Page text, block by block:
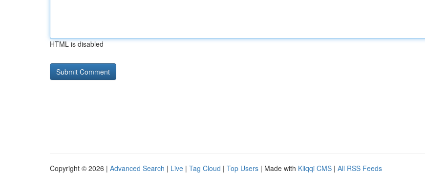
HTML is disabled
Copyright © 2026 | Advanced Search | Live | Tag Cloud | Top Users | Made with Kliqqi CMS | All RSS Feeds